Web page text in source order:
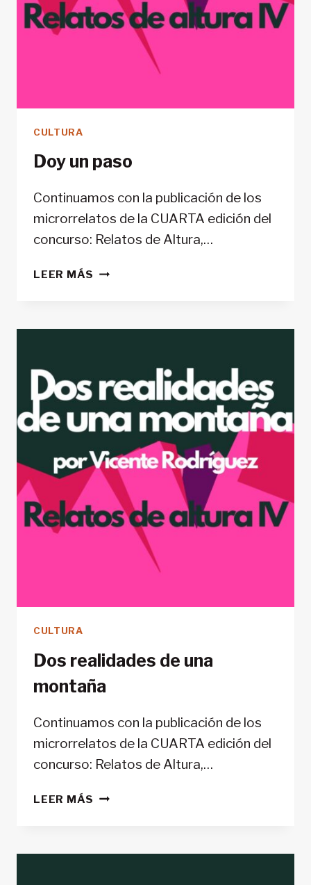
CULTURA
Doy un paso
Continuamos con la publicación de los
microrrelatos de la CUARTA edición del
concurso: Relatos de Altura,…
LEER MÁS DOY
CULTURA
Dos realidades de una
montaña
Continuamos con la publicación de los
microrrelatos de la CUARTA edición del
concurso: Relatos de Altura,…
LEER MÁS DOS